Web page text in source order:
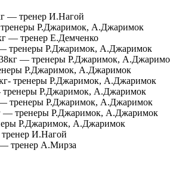
— тренер И.Нагой
Р.Джаримок, А.Джаримок
— тренер Е.Демченко
тренеры Р.Джаримок, А.Джаримок
— тренеры Р.Джаримок,
Р.Джаримок, А.Джаримок
тренеры Р.Джаримок, А.Джаримок
тренеры Р.Джаримок, А.Джаримок
тренеры Р.Джаримок, А.Джаримок
тренеры Р.Джаримок, А.Джаримок
Р.Джаримок, А.Джаримок
И.Нагой
тренер А.Мирза